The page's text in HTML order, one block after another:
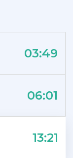
03:49
06:01
13:21